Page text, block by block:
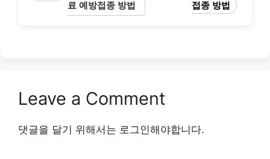
료 예방접종 방법
접종 방법
Leave a Comment
댓글을 달기 위해서는 로그인해야합니다.